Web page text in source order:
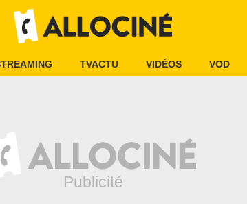
TVACTU VIDÉOS VOD